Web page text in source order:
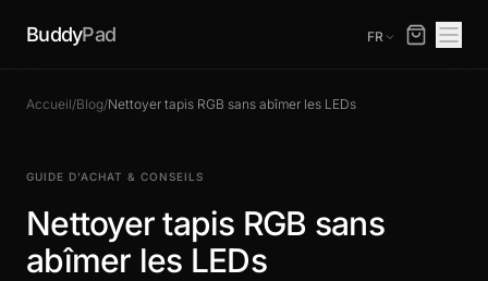
BuddyPad FR
Accueil/Blog/Nettoyer tapis RGB sans abîmer les LEDs
GUIDE D’ACHAT & CONSEILS
Nettoyer tapis RGB sans
abîmer les LEDs